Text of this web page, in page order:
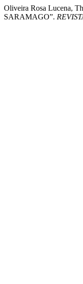
Oliveira Rosa Lucena,
SARAMAGO”.